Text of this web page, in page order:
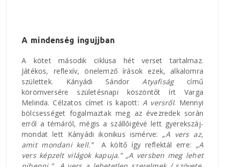
A mindenség ingujjban
A kötet második ciklusa hét verset tartalmaz.
Játékos, reflexív, önelemző írások ezek, alkalomra
születtek. Kányádi Sándor Atyafiságcímű
körömversére születésnapi köszöntőt írt Varga
Melinda. Célzatos címet is kapott: A versről. Mennyi
bölcsességet fogalmaztak meg az évezredek során
erről a témáról, mégis a szállóigévé lett gyerekszáj-
mondat lett Kányádi ikonikus ismérve: „A vers az,
amit mondani kell.”A költő így reflektál erre: „A
vers képzelt világok kapuja.” „A versben meg lehet